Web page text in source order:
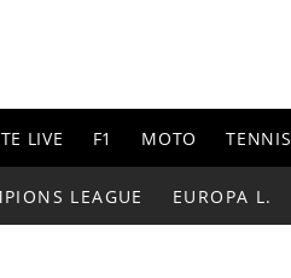
LIVE F1 MOTO TENNIS
LEAGUE EUROPA L.